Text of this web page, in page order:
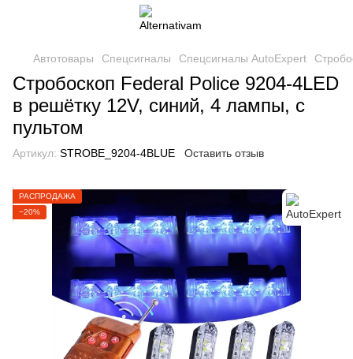
Автотовары Спецсигналы Спецсигналы AutoExpert
Стробоскоп Federal Police 9204-4LED
в решётку 12V, синий, 4 лампы, с
пультом
Артикул: STROBE_9204-4BLUE Оставить отзыв
РАСПРОДАЖА
−20%